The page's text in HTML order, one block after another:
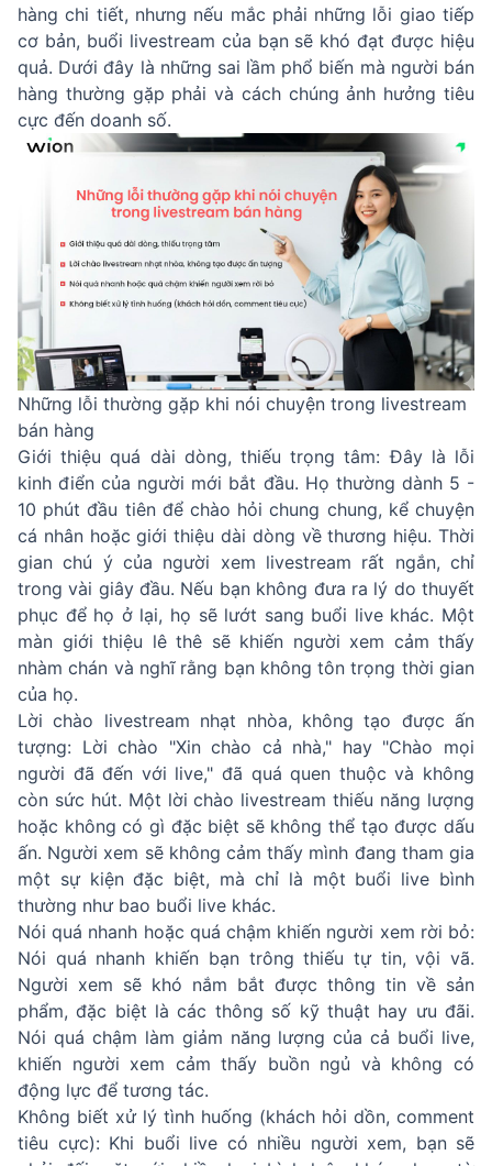
hàng chi tiết, nhưng nếu mắc phải những lỗi giao tiếp
cơ bản, buổi livestream của bạn sẽ khó đạt được hiệu
quả. Dưới đây là những sai lầm phổ biến mà người bán
hàng thường gặp phải và cách chúng ảnh hưởng tiêu
cực đến doanh số.
Những lỗi thường gặp khi nói chuyện trong livestream
bán hàng
Giới thiệu quá dài dòng, thiếu trọng tâm: Đây là lỗi
kinh điển của người mới bắt đầu. Họ thường dành 5 -
10 phút đầu tiên để chào hỏi chung chung, kể chuyện
cá nhân hoặc giới thiệu dài dòng về thương hiệu. Thời
gian chú ý của người xem livestream rất ngắn, chỉ
trong vài giây đầu. Nếu bạn không đưa ra lý do thuyết
phục để họ ở lại, họ sẽ lướt sang buổi live khác. Một
màn giới thiệu lê thê sẽ khiến người xem cảm thấy
nhàm chán và nghĩ rằng bạn không tôn trọng thời gian
của họ.
Lời chào livestream nhạt nhòa, không tạo được ấn
tượng: Lời chào "Xin chào cả nhà," hay "Chào mọi
người đã đến với live," đã quá quen thuộc và không
còn sức hút. Một lời chào livestream thiếu năng lượng
hoặc không có gì đặc biệt sẽ không thể tạo được dấu
ấn. Người xem sẽ không cảm thấy mình đang tham gia
một sự kiện đặc biệt, mà chỉ là một buổi live bình
thường như bao buổi live khác.
Nói quá nhanh hoặc quá chậm khiến người xem rời bỏ:
Nói quá nhanh khiến bạn trông thiếu tự tin, vội vã.
Người xem sẽ khó nắm bắt được thông tin về sản
phẩm, đặc biệt là các thông số kỹ thuật hay ưu đãi.
Nói quá chậm làm giảm năng lượng của cả buổi live,
khiến người xem cảm thấy buồn ngủ và không có
động lực để tương tác.
Không biết xử lý tình huống (khách hỏi dồn, comment
tiêu cực): Khi buổi live có nhiều người xem, bạn sẽ